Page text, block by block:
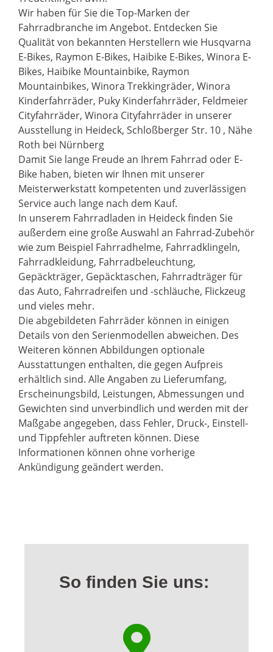
Wir haben für Sie die Top-Marken der
Fahrradbranche im Angebot. Entdecken Sie
Qualität von bekannten Herstellern wie Husqvarna
E-Bikes, Raymon E-Bikes, Haibike E-Bikes, Winora E-
Bikes, Haibike Mountainbike, Raymon
Mountainbikes, Winora Trekkingräder, Winora
Kinderfahrräder, Puky Kinderfahrräder, Feldmeier
Cityfahrräder, Winora Cityfahrräder in unserer
Ausstellung in Heideck, Schloßberger Str. 10 , Nähe
Roth bei Nürnberg
Damit Sie lange Freude an Ihrem Fahrrad oder E-
Bike haben, bieten wir Ihnen mit unserer
Meisterwerkstatt kompetenten und zuverlässigen
Service auch lange nach dem Kauf.
In unserem Fahrradladen in Heideck finden Sie
außerdem eine große Auswahl an Fahrrad-Zubehör
wie zum Beispiel Fahrradhelme, Fahrradklingeln,
Fahrradkleidung, Fahrradbeleuchtung,
Gepäckträger, Gepäcktaschen, Fahrradträger für
das Auto, Fahrradreifen und -schläuche, Flickzeug
und vieles mehr.
Die abgebildeten Fahrräder können in einigen
Details von den Serienmodellen abweichen. Des
Weiteren können Abbildungen optionale
Ausstattungen enthalten, die gegen Aufpreis
erhältlich sind. Alle Angaben zu Lieferumfang,
Erscheinungsbild, Leistungen, Abmessungen und
Gewichten sind unverbindlich und werden mit der
Maßgabe angegeben, dass Fehler, Druck-, Einstell-
und Tippfehler auftreten können. Diese
Informationen können ohne vorherige
Ankündigung geändert werden.
So finden Sie uns: